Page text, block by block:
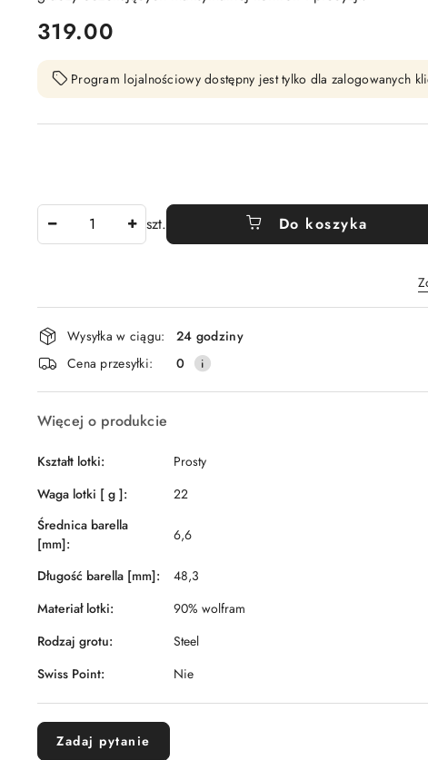
cena:
319.00
Program lojalnościowy dostępny jest tylko dla zalogowanych
szt. Do koszyka
Dostępność
i
dostawa
Wysyłka w ciągu:
24 godziny
Cena przesyłki:
0
Więcej o produkcie
Kształt lotki:
Prosty
Waga lotki [ g ]:
22
Średnica barella
[mm]:
6,6
Długość barella [mm]:
48,3
Materiał lotki:
90% wolfram
Rodzaj grotu:
Steel
Swiss Point:
Nie
Zadaj pytanie